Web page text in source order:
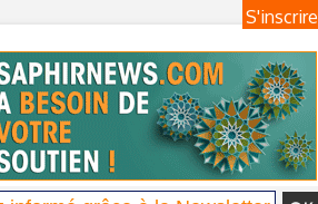
S'inscrire